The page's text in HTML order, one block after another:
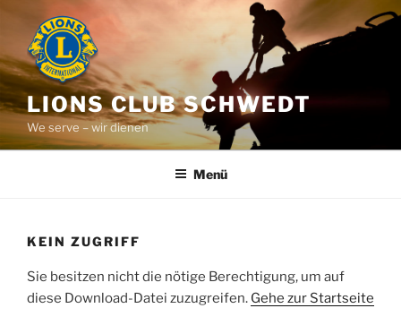
springen
LIONS CLUB SCHWEDT
We serve – wir dienen
Menü
KEIN ZUGRIFF
Sie besitzen nicht die nötige Berechtigung, um auf
diese Download-Datei zuzugreifen. Gehe zur Startseite